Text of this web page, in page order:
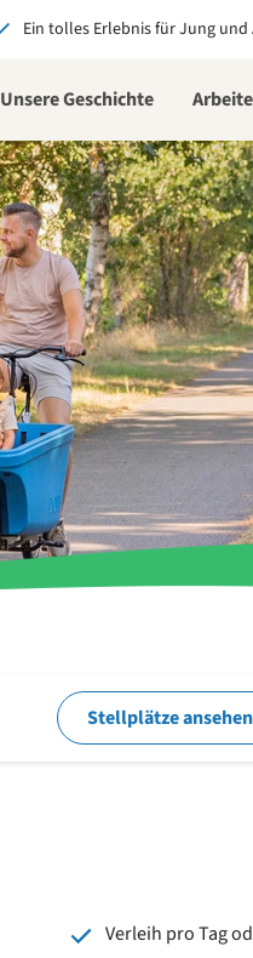
Ein tolles Erlebnis für Jung
Unsere Geschichte
Stellplätze ansehen
Verleih pro Tag